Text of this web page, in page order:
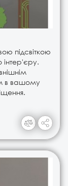
підсвіткою
інтер'єру.
в вашому
поринути в